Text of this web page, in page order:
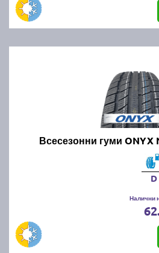
Всесезонни гуми ONYX
D
Налични